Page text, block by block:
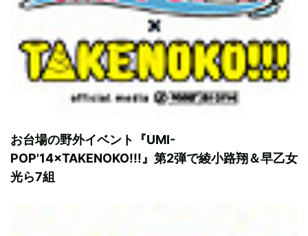
お台場の野外イベント『UMI-
POP'14×TAKENOKO!!!』第2弾で綾小路翔＆早乙女
光ら7組